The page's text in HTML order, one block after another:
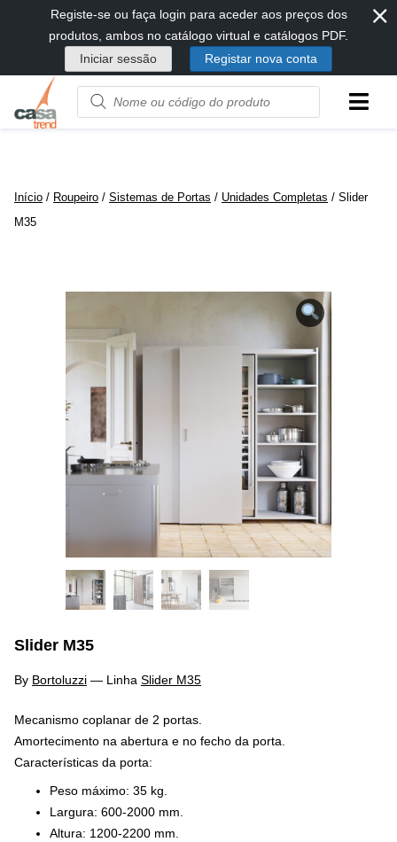
diretamente
conteúdo
Registe-se ou faça login para aceder aos preços dos
produtos, ambos no catálogo virtual e catálogos PDF.
Iniciar sessão
Registar nova conta
⨯
Product
name
Início / Roupeiro / Sistemas de Portas / Unidades Completas / Slider
M35
Slider M35
By Bortoluzzi — Linha Slider M35
Mecanismo coplanar de 2 portas.
Amortecimento na abertura e no fecho da porta.
Características da porta:
Peso máximo: 35 kg.
Largura: 600-2000 mm.
Altura: 1200-2200 mm.